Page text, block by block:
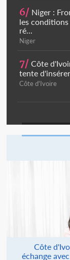
6/ Niger :
les
ré...
Niger
7/ Côte
tente
Côte d'Ivoire
Côte
échange